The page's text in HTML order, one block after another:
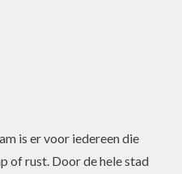
is er voor iedereen die
of rust. Door de hele stad